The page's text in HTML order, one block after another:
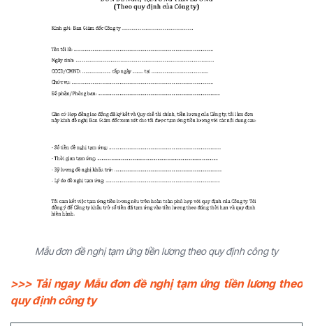
Mẫu đơn đề nghị tạm ứng tiền lương theo quy định công ty
>>> Tải ngay Mẫu đơn đề nghị tạm ứng tiền lương theo
quy định công ty